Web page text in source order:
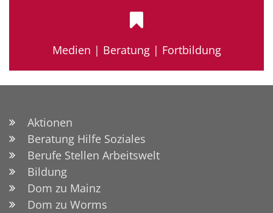
Medien | Beratung | Fortbildung
Aktionen
Beratung Hilfe Soziales
Berufe Stellen Arbeitswelt
Bildung
Dom zu Mainz
Dom zu Worms